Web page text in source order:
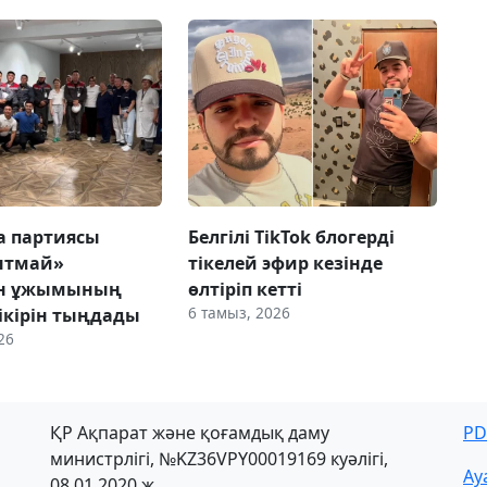
партиясы
ұжымының
тыңдады
Белгілі TikTok блогерді
тікелей эфир кезінде
өлтіріп кетті
6 тамыз, 2026
ҚР Ақпарат және қоғамдық даму
министрлігі, №KZ36VPY00019169 куәлігі,